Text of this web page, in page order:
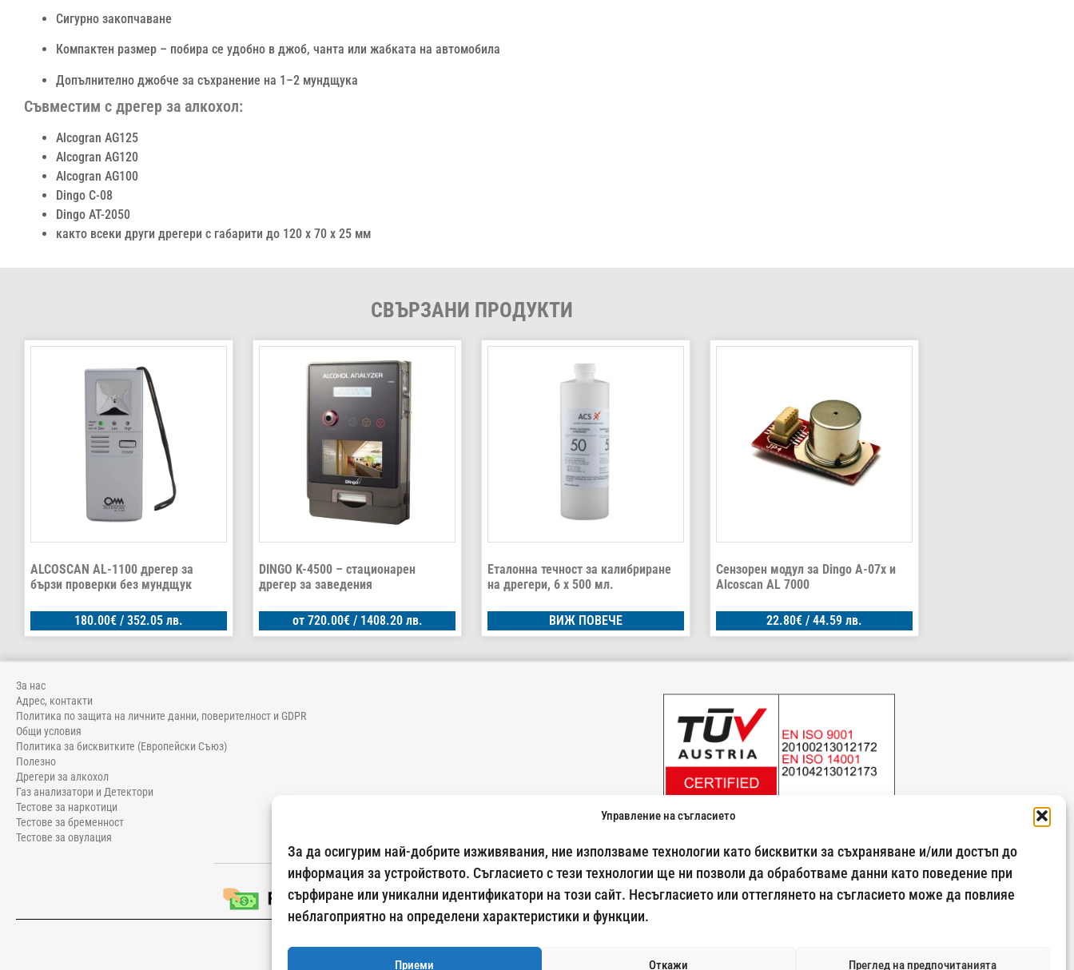
Управление на съгласието
За да осигурим най-добрите изживявания, ние използваме технологии като бисквитки за съхраняване и/или достъп до
информация за устройството. Съгласието с тези технологии ще ни позволи да обработваме данни като поведение при
сърфиране или уникални идентификатори на този сайт. Несъгласието или оттеглянето на съгласието може да повлияе
неблагоприятно на определени характеристики и функции.
Приеми Откажи Преглед на предпочитанията
Сигурно закопчаване
Компактен размер – побира се удобно в джоб, чанта или жабката на автомобила
Допълнително джобче за съхранение на 1–2 мундщука
Съвместим с дрегер за алкохол:
Alcogran AG125
Alcogran AG120
Alcogran AG100
Dingo C-08
Dingo AT-2050
както всеки други дрегери с габарити до 120 х 70 х 25 мм
СВЪРЗАНИ ПРОДУКТИ
ALCOSCAN AL-1100 дрегер за
бързи проверки без мундщук
180.00€ / 352.05 лв.
DINGO K-4500 – стационарен
дрегер за заведения
от 720.00€/ 1408.20 лв.
Еталонна течност за калибриране
на дрегери, 6 x 500 мл.
ВИЖ ПОВЕЧЕ
Сензорен модул за Dingo A-07х и
Alcoscan AL 7000
22.80€ / 44.59 лв.
За нас
Адрес, контакти
Политика по защита на личните данни, поверителност и GDPR
Общи условия
Политика за бисквитките (Европейски Съюз)
Полезно
Дрегери за алкохол
Газ анализатори и Детектори
Тестове за наркотици
Тестове за бременност
Тестове за овулация
024500269
Начини на плащане:
Спиди